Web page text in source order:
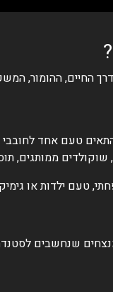
החיים, ההומור,
טעם אחד לחובבי
ממותגים,
טעם ילדות או
שנחשבים